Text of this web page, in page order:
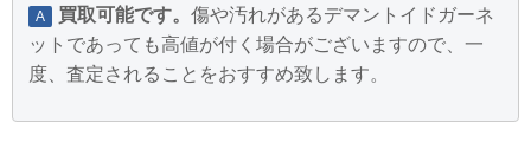
A 買取可能です。 傷や汚れがあるデマントイドガーネ
ットであっても高値が付く場合がございますので、一
度、査定されることをおすすめ致します。